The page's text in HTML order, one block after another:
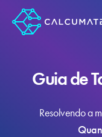
Guia de
Resolvendo a